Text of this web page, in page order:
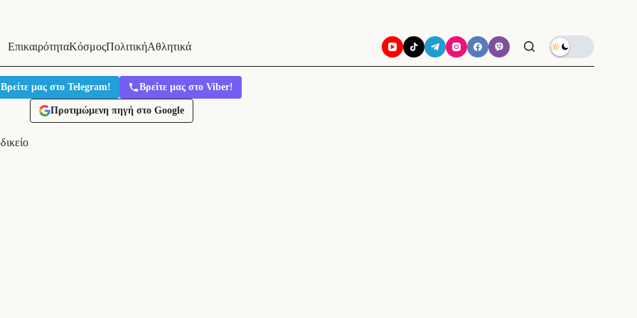
ΕπικαιρότηταΚόσμοςΠολιτικήΑθλητικά
Βρείτε μας στο Telegram! Βρείτε μας στο Viber!
Προτιμώμενη πηγή στο Google